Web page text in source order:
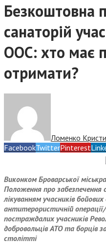
Безкоштовна
санаторій
ООС: хто має
отримати?
Ломенко
FacebookTwitterPinterest
Виконком Броварської
Положення про
лікуванням учасників
антитерористичній операції/
постраждалих учасників
добровольців АТО та борців
столітті